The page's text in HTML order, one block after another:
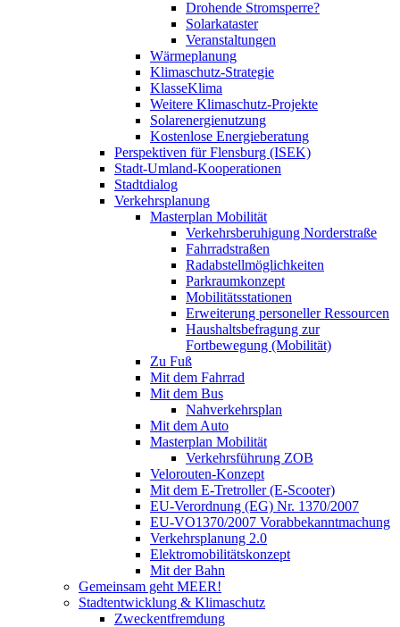
Drohende Stromsperre?
Solarkataster
Veranstaltungen
Wärmeplanung
Klimaschutz-Strategie
KlasseKlima
Weitere Klimaschutz-Projekte
Solarenergienutzung
Kostenlose Energieberatung
Perspektiven für Flensburg (ISEK)
Stadt-Umland-Kooperationen
Stadtdialog
Verkehrsplanung
Masterplan Mobilität
Verkehrsberuhigung Norderstraße
Fahrradstraßen
Radabstellmöglichkeiten
Parkraumkonzept
Mobilitätsstationen
Erweiterung personeller Ressourcen
Haushaltsbefragung zur
Fortbewegung (Mobilität)
Zu Fuß
Mit dem Fahrrad
Mit dem Bus
Nahverkehrsplan
Mit dem Auto
Masterplan Mobilität
Verkehrsführung ZOB
Velorouten-Konzept
Mit dem E-Tretroller (E-Scooter)
EU-Verordnung (EG) Nr. 1370/2007
EU-VO1370/2007 Vorabbekanntmachung
Verkehrsplanung 2.0
Elektromobilitätskonzept
Mit der Bahn
Gemeinsam geht MEER!
Stadtentwicklung & Klimaschutz
Zweckentfremdung